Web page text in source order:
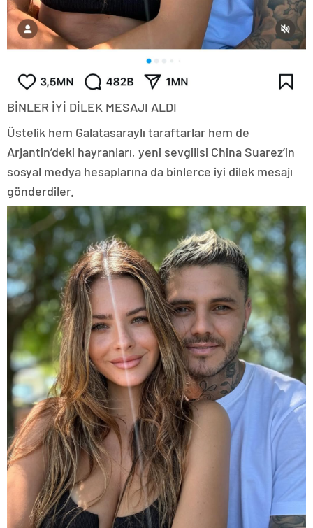
BİNLER İYİ DİLEK MESAJI ALDI
Üstelik hem Galatasaraylı taraftarlar hem de
Arjantin’deki hayranları, yeni sevgilisi China Suarez’in
sosyal medya hesaplarına da binlerce iyi dilek mesajı
gönderdiler.